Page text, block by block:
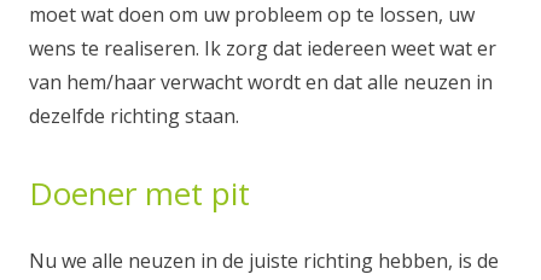
moet wat doen om uw probleem op te lossen, uw
wens te realiseren. Ik zorg dat iedereen weet wat er
van hem/haar verwacht wordt en dat alle neuzen in
dezelfde richting staan.
Doener met pit
Nu we alle neuzen in de juiste richting hebben, is de